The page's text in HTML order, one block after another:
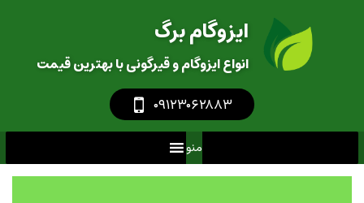
ایزوگام برگ
انواع ایزوگام و قیرگونی با بهترین قیمت
‎
۰۹۱۲۳۰۶۲۸۸۳
منو